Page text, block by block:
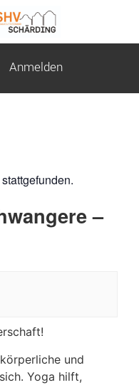
Anmelden
–
und
Yoga hilft,